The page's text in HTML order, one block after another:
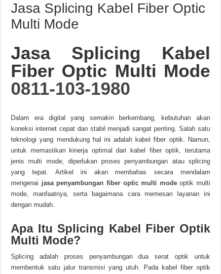
Jasa Splicing Kabel Fiber Optic
Multi Mode
Jasa Splicing Kabel
Fiber Optic Multi Mode
0811-103-1980
Dalam era digital yang semakin berkembang, kebutuhan akan
koneksi internet cepat dan stabil menjadi sangat penting. Salah satu
teknologi yang mendukung hal ini adalah kabel fiber optik. Namun,
untuk memastikan kinerja optimal dari kabel fiber optik, terutama
jenis multi mode, diperlukan proses penyambungan atau splicing
yang tepat.
Artikel ini akan membahas secara mendalam
mengenai jasa penyambungan fiber optic multi modeoptik multi
mode, manfaatnya, serta bagaimana cara memesan layanan ini
dengan mudah.
Apa Itu Splicing Kabel Fiber Optik
Multi Mode?
Splicing adalah proses penyambungan dua serat optik untuk
membentuk satu jalur transmisi yang utuh.
Pada kabel fiber optik